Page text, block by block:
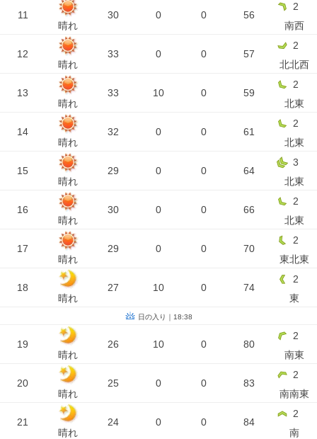
11
晴れ
30 0 0 56
2
南西
12
晴れ
33 0 0 57
2
北北西
13
晴れ
33 10 0 59
2
北東
14
晴れ
32 0 0 61
2
北東
15
晴れ
29 0 0 64
3
北東
16
晴れ
30 0 0 66
2
北東
17
晴れ
29 0 0 70
2
東北東
18
晴れ
27 10 0 74
2
東
日の入り｜18:38
19
晴れ
26 10 0 80
2
南東
20
晴れ
25 0 0 83
2
南南東
21
晴れ
24 0 0 84
2
南